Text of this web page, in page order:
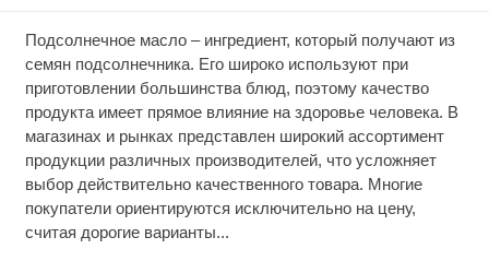
Подсолнечное масло – ингредиент, который получают из
семян подсолнечника. Его широко используют при
приготовлении большинства блюд, поэтому качество
продукта имеет прямое влияние на здоровье человека. В
магазинах и рынках представлен широкий ассортимент
продукции различных производителей, что усложняет
выбор действительно качественного товара. Многие
покупатели ориентируются исключительно на цену,
считая дорогие варианты...